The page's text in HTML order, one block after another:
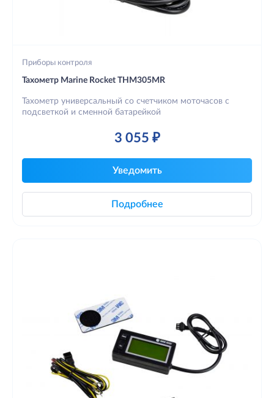
Приборы контроля
Тахометр Marine Rocket THM305MR
Тахометр универсальный со счетчиком моточасов с
подсветкой и сменной батарейкой
3 055 ₽
Уведомить
Подробнее